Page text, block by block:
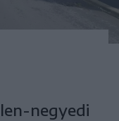
negyedi